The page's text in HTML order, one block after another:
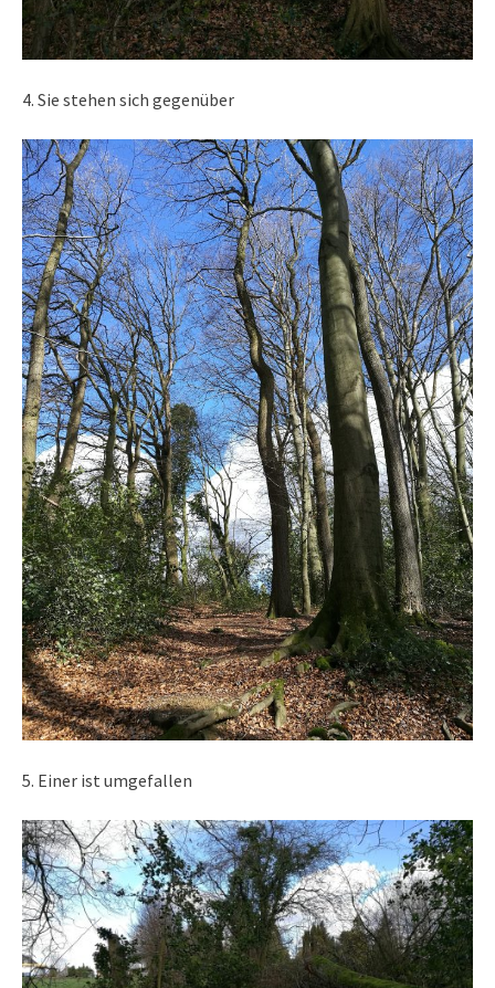
4. Sie stehen sich gegenüber
5. Einer ist umgefallen